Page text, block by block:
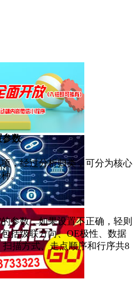
参数
，经过分析归类，可分为核心
。
参数，如果设置不正确，轻则
括级联方向、OE极性、数据
描方式、走点顺序和行序共8